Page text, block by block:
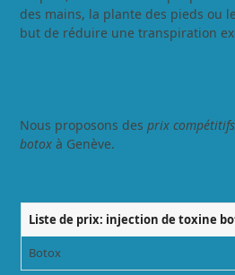
des mains, la plante des pieds ou
but de réduire une transpiration
Nous proposons desprix
botox à Genève.
Liste de prix: injection de toxine
Botox